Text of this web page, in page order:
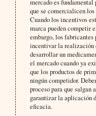
mercado es
que se comercialicen
Cuando los incentivos
marca pueden competir
embargo, los fabricantes
incentivar la realización
desarrollar un
el mercado cuando ya
que los productos de
ningún competidor.
proceso para que salgan
garantizar la aplicación
eficacia.